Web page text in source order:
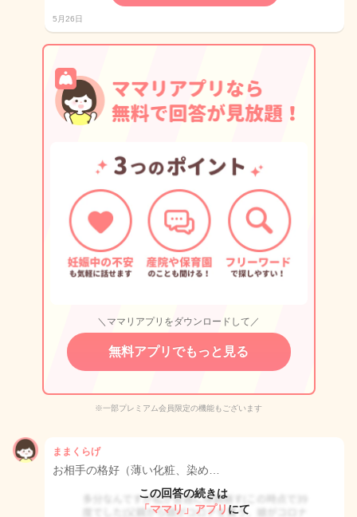
5月26日
＼ママリアプリをダウンロードして／
無料アプリでもっと見る
※一部プレミアム会員限定の機能もございます
ままくらげ
お相手の格好（薄い化粧、染め…
この回答の続きは
「ママリ」アプリ にて